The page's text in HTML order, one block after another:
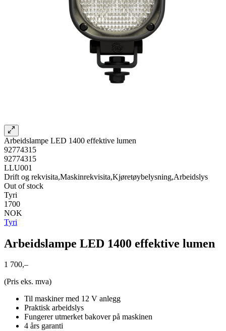
Arbeidslampe LED 1400 effektive lumen
92774315
92774315
LLU001
Drift og rekvisita,Maskinrekvisita,Kjøretøybelysning,Arbeidslys
Out of stock
Tyri
1700
NOK
Tyri
Arbeidslampe LED 1400 effektive lumen
1 700,–
(Pris eks. mva)
Til maskiner med 12 V anlegg
Praktisk arbeidslys
Fungerer utmerket bakover på maskinen
4 års garanti